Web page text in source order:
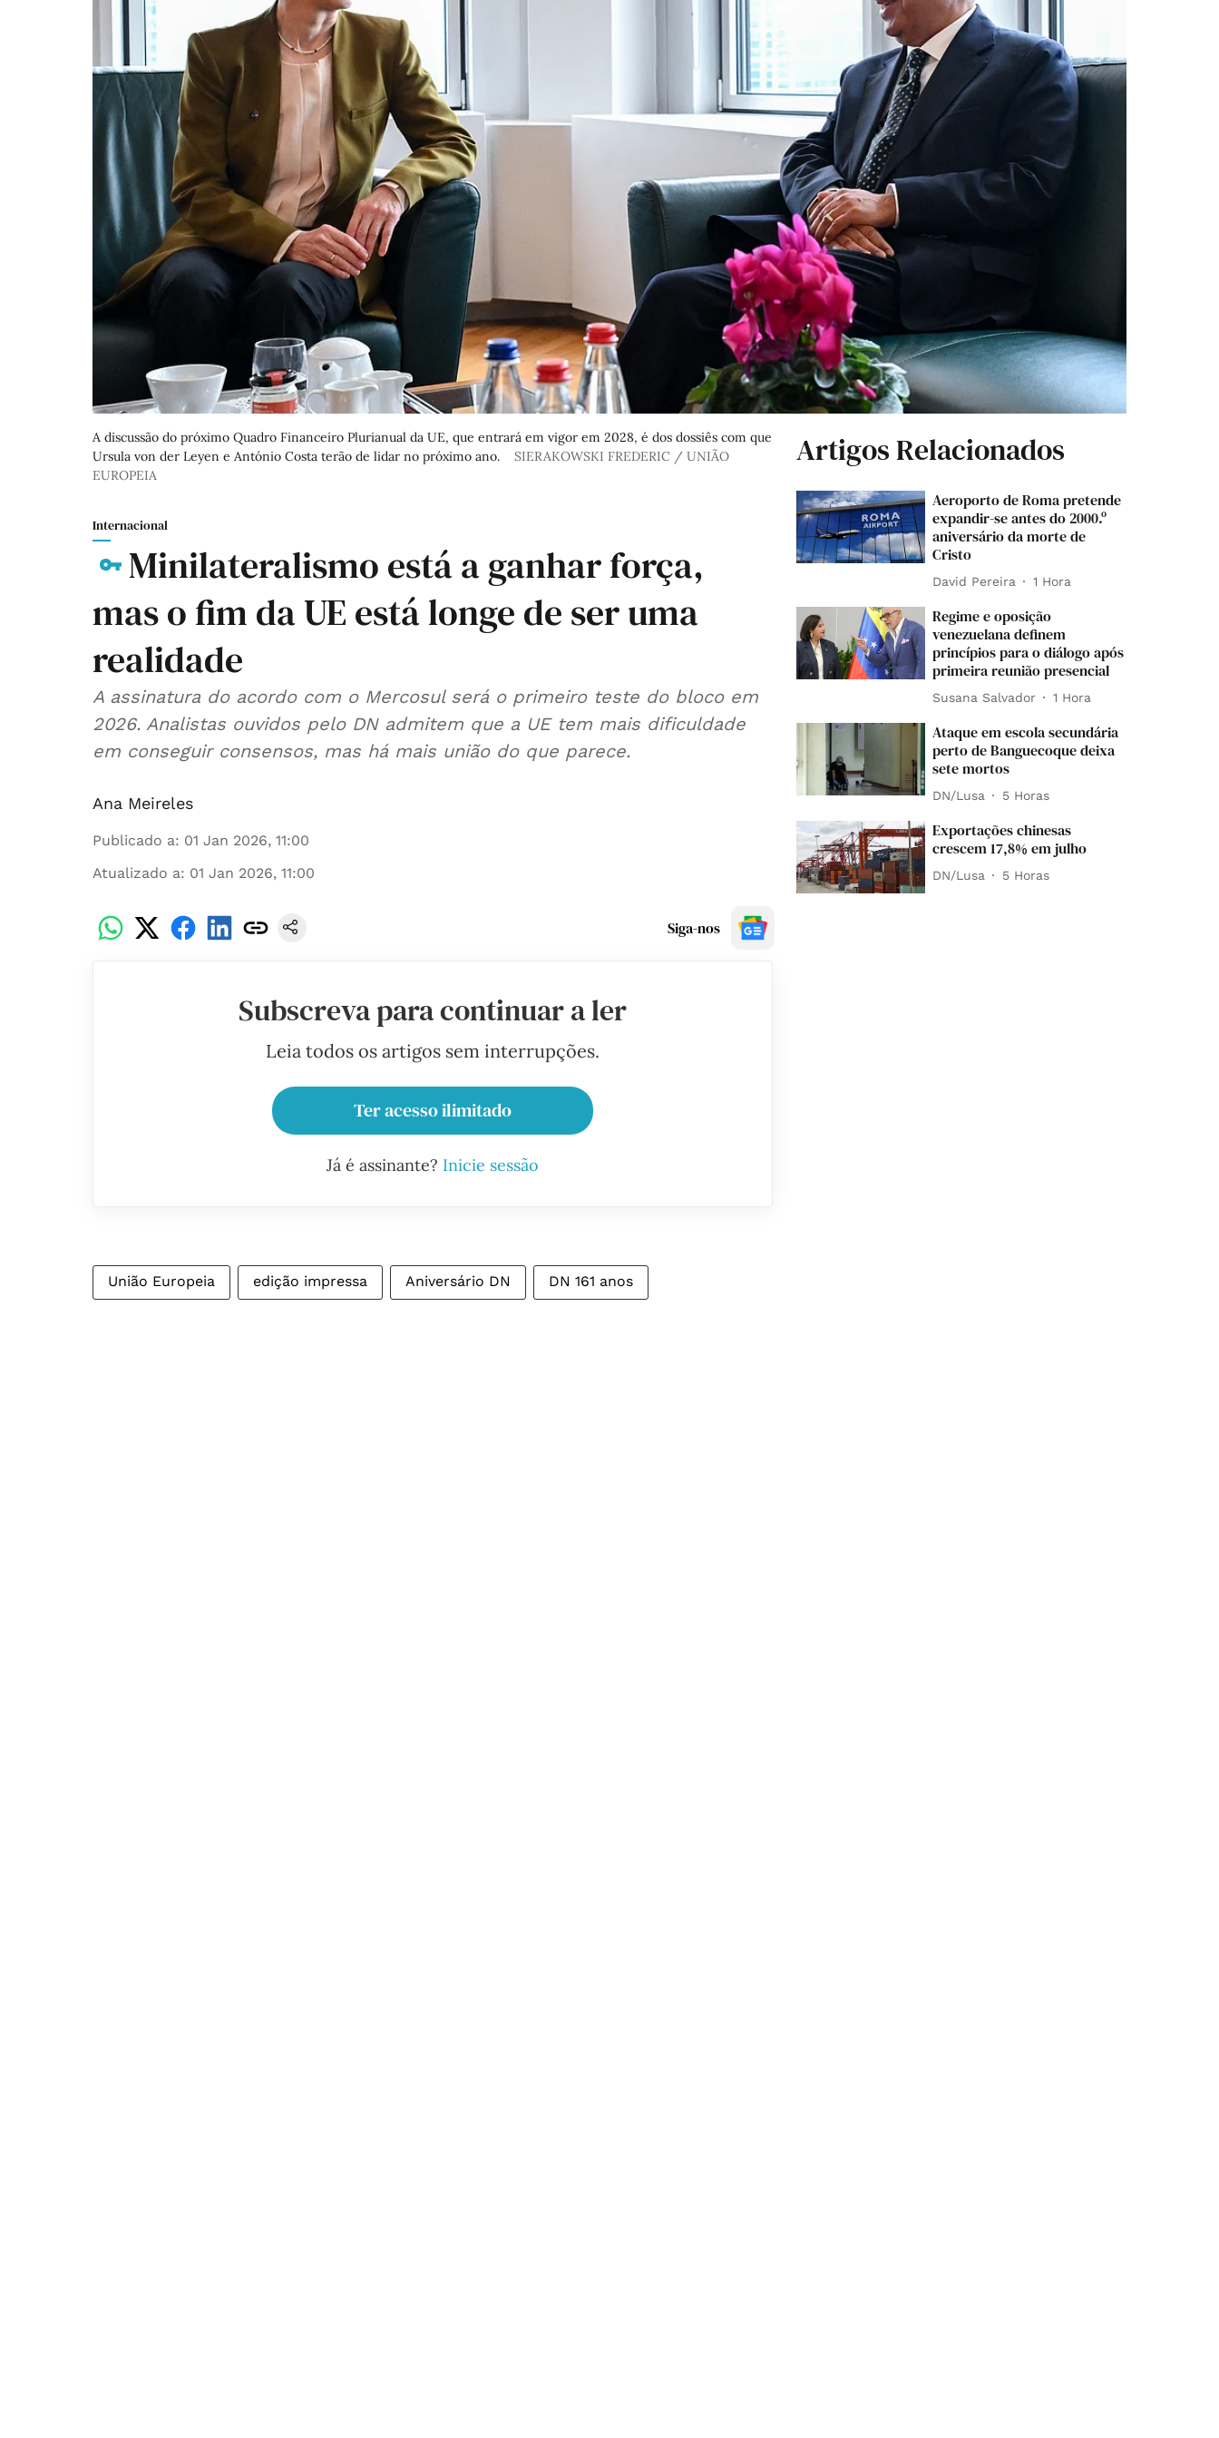
A discussão do próximo Quadro Financeiro Plurianual da UE, que entrará em vigor em 2028, é dos dossiês com que
Ursula von der Leyen e António Costa terão de lidar no próximo ano.
SIERAKOWSKI FREDERIC / UNIÃO
EUROPEIA
Internacional
Minilateralismo está a ganhar força,
mas o fim da UE está longe de ser uma
realidade
A assinatura do acordo com o Mercosul será o primeiro teste do bloco em
2026. Analistas ouvidos pelo DN admitem que a UE tem mais dificuldade
em conseguir consensos, mas há mais união do que parece.
Ana Meireles
Publicado a: 01 Jan 2026, 11:00
Atualizado a: 01 Jan 2026, 11:00
Siga-nos
Subscreva para continuar a ler
Leia todos os artigos sem interrupções.
Ter acesso ilimitado
Já é assinante? Inicie sessão
União Europeia edição impressa Aniversário DN DN 161 anos
Artigos Relacionados
Aeroporto de Roma pretende
expandir-se antes do 2000.º
aniversário da morte de
Cristo
David Pereira 1 Hora
Regime e oposição
venezuelana definem
princípios para o diálogo após
primeira reunião presencial
Susana Salvador 1 Hora
Ataque em escola secundária
perto de Banguecoque deixa
sete mortos
DN/Lusa 5 Horas
Exportações chinesas
crescem 17,8% em julho
DN/Lusa 5 Horas